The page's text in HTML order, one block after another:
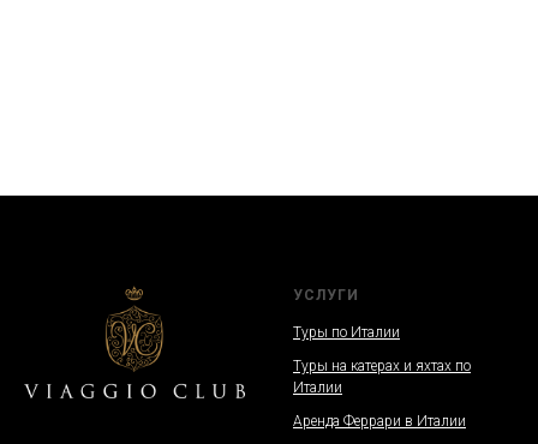
УСЛУГИ
Туры по Италии
Туры на катерах и яхтах по
Италии
Аренда Феррари в Италии